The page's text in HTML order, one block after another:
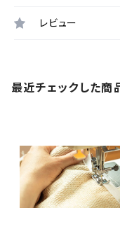
レビュー
最近チェックした商